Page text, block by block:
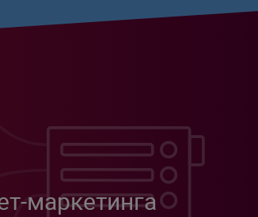
маркетинга